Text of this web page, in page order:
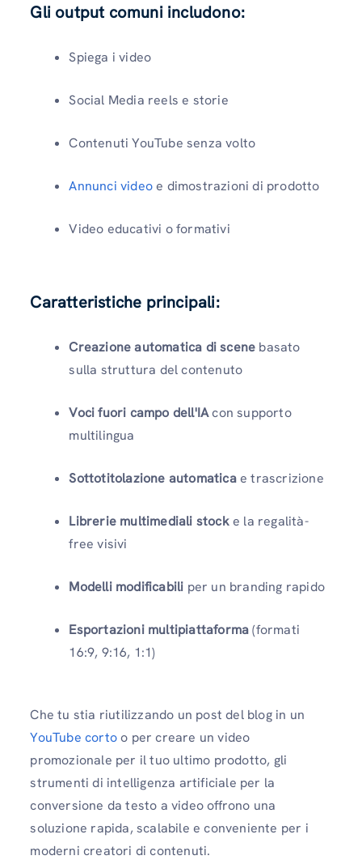
Gli output comuni includono:
Spiega i video
Social Media reels e storie
Contenuti YouTube senza volto
Annunci videoe dimostrazioni di prodotto
Video educativi o formativi
Caratteristiche principali:
Creazione automatica di scene basato
sulla struttura del contenuto
Voci fuori campo dell'IAcon supporto
multilingua
Sottotitolazione automaticae trascrizione
Librerie multimediali stocke la regalità-
free visivi
Modelli modificabili per un branding rapido
Esportazioni multipiattaforma(formati
16:9, 9:16, 1:1)
Che tu stia riutilizzando un post del blog in un
YouTube cortoo per creare un video
promozionale per il tuo ultimo prodotto, gli
strumenti di intelligenza artificiale per la
conversione da testo a video offrono una
soluzione rapida, scalabile e conveniente per i
moderni creatori di contenuti.